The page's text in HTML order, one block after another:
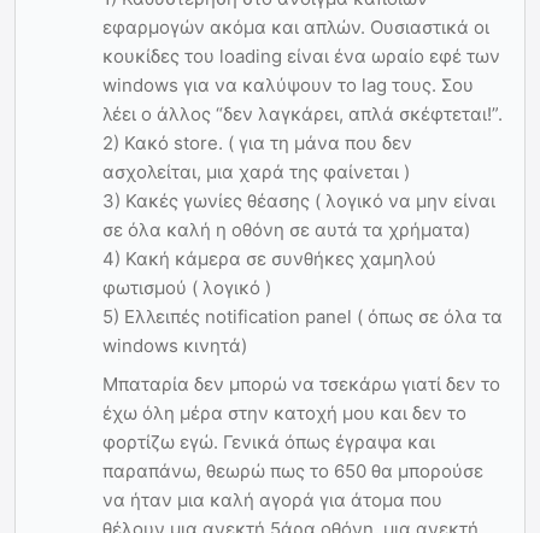
εφαρμογών ακόμα και απλών. Ουσιαστικά οι
κουκίδες του loading είναι ένα ωραίο εφέ των
windows για να καλύψουν το lag τους. Σου
λέει ο άλλος “δεν λαγκάρει, απλά σκέφτεται!”.
2) Κακό store. ( για τη μάνα που δεν
ασχολείται, μια χαρά της φαίνεται )
3) Κακές γωνίες θέασης ( λογικό να μην είναι
σε όλα καλή η οθόνη σε αυτά τα χρήματα)
4) Κακή κάμερα σε συνθήκες χαμηλού
φωτισμού ( λογικό )
5) Ελλειπές notification panel ( όπως σε όλα τα
windows κινητά)
Μπαταρία δεν μπορώ να τσεκάρω γιατί δεν το
έχω όλη μέρα στην κατοχή μου και δεν το
φορτίζω εγώ. Γενικά όπως έγραψα και
παραπάνω, θεωρώ πως το 650 θα μπορούσε
να ήταν μια καλή αγορά για άτομα που